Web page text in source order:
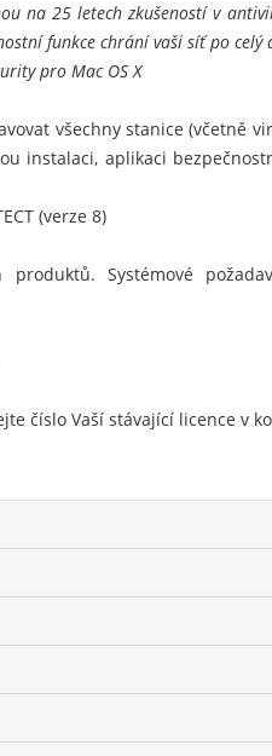
na 25 letech zkušeností v
funkce chrání vaši síť po celý
pro Mac OS X
všechny stanice (včetně
instalaci, aplikaci
(verze 8)
produktů. Systémové
číslo Vaší stávající licence v